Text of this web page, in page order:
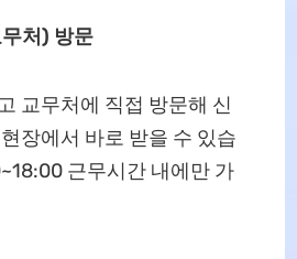
처) 방문
교무처에 직접 방문해 신
장에서 바로 받을 수 있습
근무시간 내에만 가